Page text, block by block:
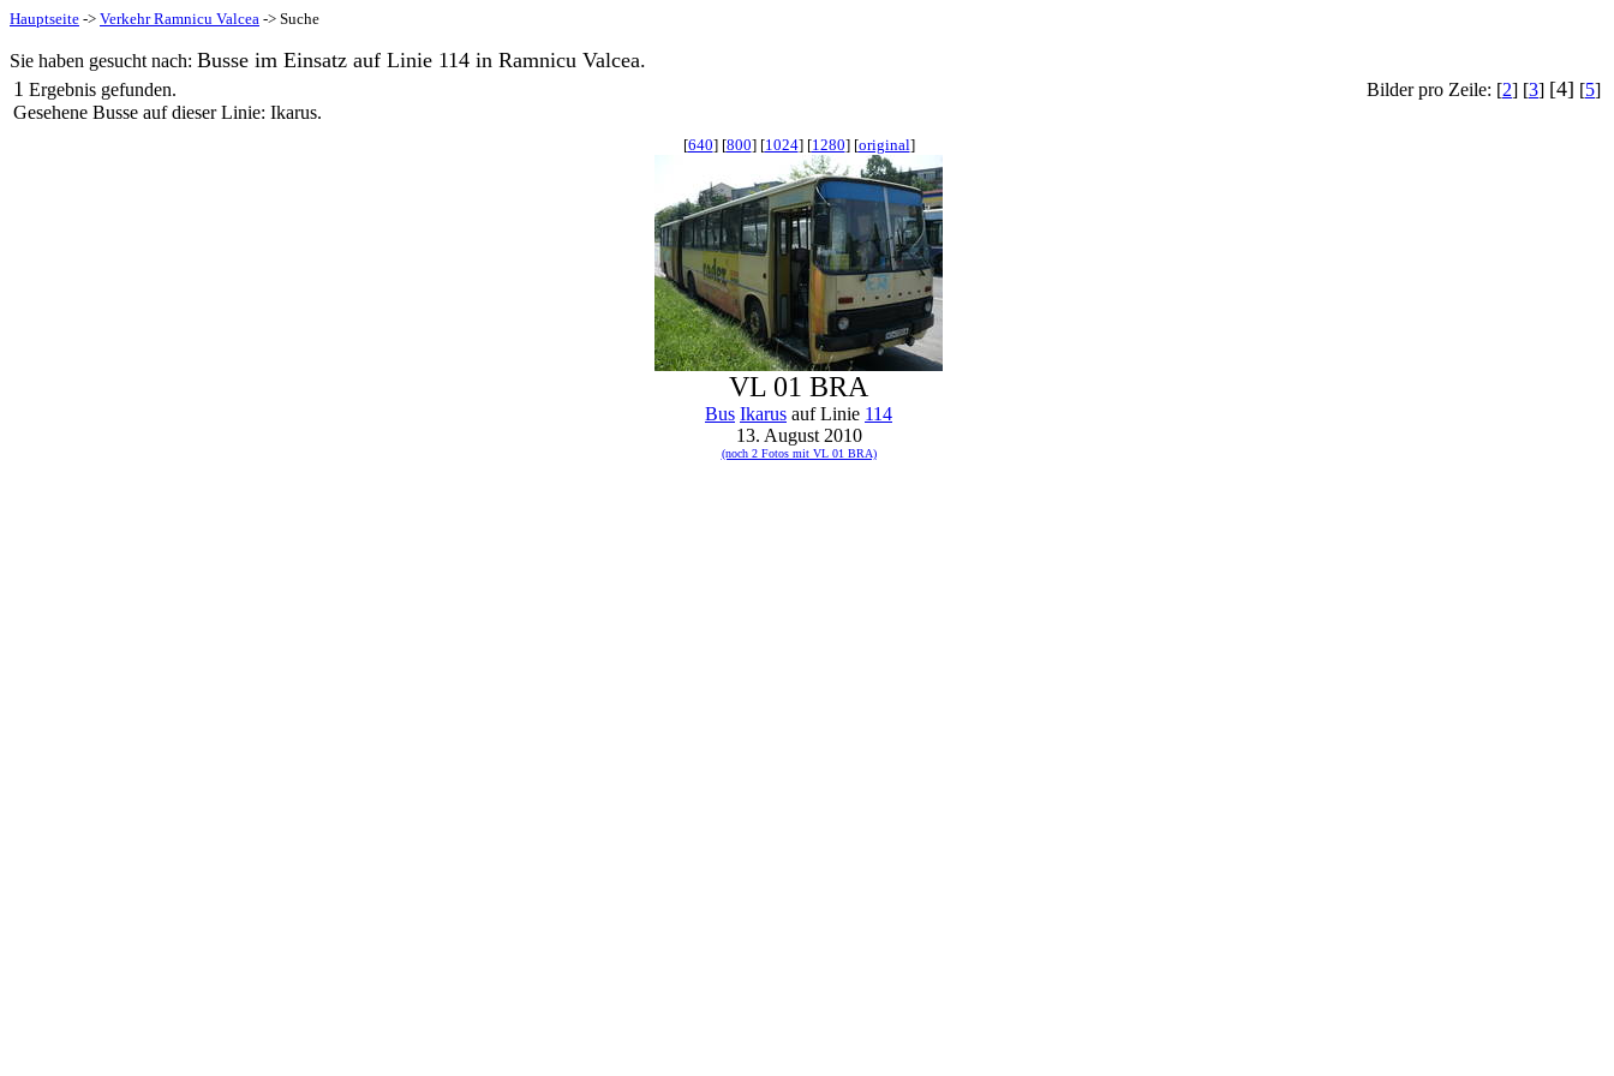
Hauptseite -> Verkehr Ramnicu Valcea -> Suche
Sie haben gesucht nach: Busse im Einsatz auf Linie 114 in Ramnicu Valcea.
1 Ergebnis gefunden.
Gesehene Busse auf dieser Linie: Ikarus.
Bilder pro Zeile: [2] [3] [4] [5]
[640] [800] [1024] [1280] [original]
VL 01 BRA
Bus Ikarus auf Linie 114
13. August 2010
(noch 2 Fotos mit VL 01 BRA)